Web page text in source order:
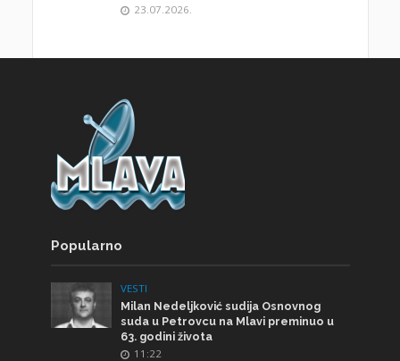
23.07.2026.
Popularno
VESTI
Milan Nedeljković sudija Osnovnog
suda u Petrovcu na Mlavi preminuo u
63. godini života
11:22